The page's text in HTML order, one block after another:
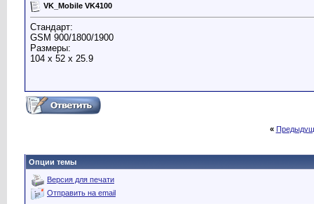
VK_Mobile VK4100
Стандарт:
GSM 900/1800/1900
Размеры:
104 x 52 x 25.9
«
Опции темы
Версия для печати
Отправить на email